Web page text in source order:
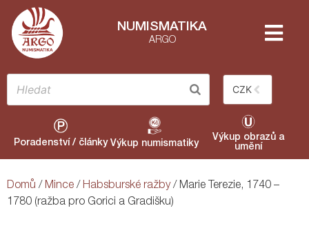
NUMISMATIKA
ARGO
CZK
Poradenství / články Výkup numismatiky
Výkup obrazů a
umění
Domů / Mince / Habsburské ražby/ Marie Terezie, 1740 –
1780 (ražba pro Gorici a Gradišku)